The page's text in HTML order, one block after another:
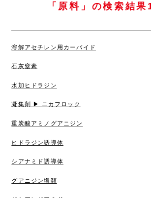
「原料」の検索結
溶解アセチレン用カーバイド
石灰窒素
水加ヒドラジン
凝集剤 ▶︎ ニカフロック
重炭酸アミノグアニジン
ヒドラジン誘導体
シアナミド誘導体
グアニジン塩類